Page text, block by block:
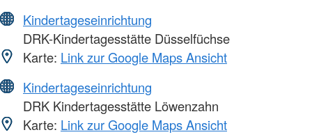
Kindertageseinrichtung
DRK-Kindertagesstätte Düsselfüchse
Karte: Link zur Google Maps Ansicht
Kindertageseinrichtung
DRK Kindertagesstätte Löwenzahn
Karte: Link zur Google Maps Ansicht